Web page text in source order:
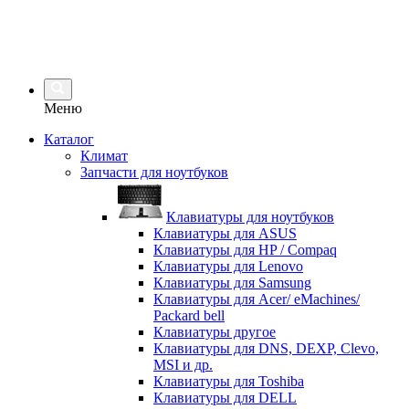
Меню
Каталог
Климат
Запчасти для ноутбуков
Клавиатуры для ноутбуков
Клавиатуры для ASUS
Клавиатуры для HP / Compaq
Клавиатуры для Lenovo
Клавиатуры для Samsung
Клавиатуры для Acer/ eMachines/
Packard bell
Клавиатуры другое
Клавиатуры для DNS, DEXP, Clevo,
MSI и др.
Клавиатуры для Toshiba
Клавиатуры для DELL